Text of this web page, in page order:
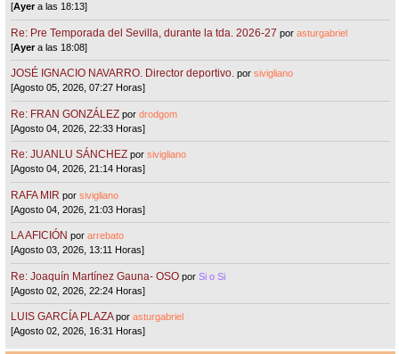
[Ayera las 18:13]
Re: Pre Temporada del Sevilla, durante la tda. 2026-27 porasturgabriel
[Ayera las 18:08]
JOSÉ IGNACIO NAVARRO. Director deportivo. porsivigliano
[Agosto 05, 2026, 07:27 Horas]
Re: FRAN GONZÁLEZ pordrodgom
[Agosto 04, 2026, 22:33 Horas]
Re: JUANLU SÁNCHEZ porsivigliano
[Agosto 04, 2026, 21:14 Horas]
RAFA MIR porsivigliano
[Agosto 04, 2026, 21:03 Horas]
LA AFICIÓN porarrebato
[Agosto 03, 2026, 13:11 Horas]
Re: Joaquín Martínez Gauna- OSO porSi o Si
[Agosto 02, 2026, 22:24 Horas]
LUIS GARCÍA PLAZA porasturgabriel
[Agosto 02, 2026, 16:31 Horas]